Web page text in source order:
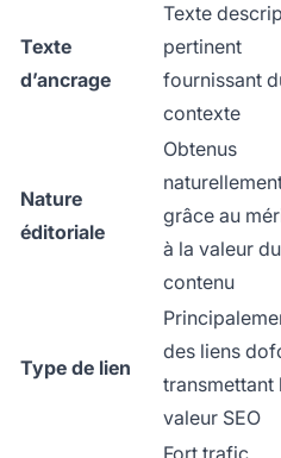
Texte
d’ancrage
Texte
pertinent
fournissant
contexte
Nature
éditoriale
Obtenus
grâce au
à la valeur du
contenu
Type de lien
des liens
transmettant
valeur SEO